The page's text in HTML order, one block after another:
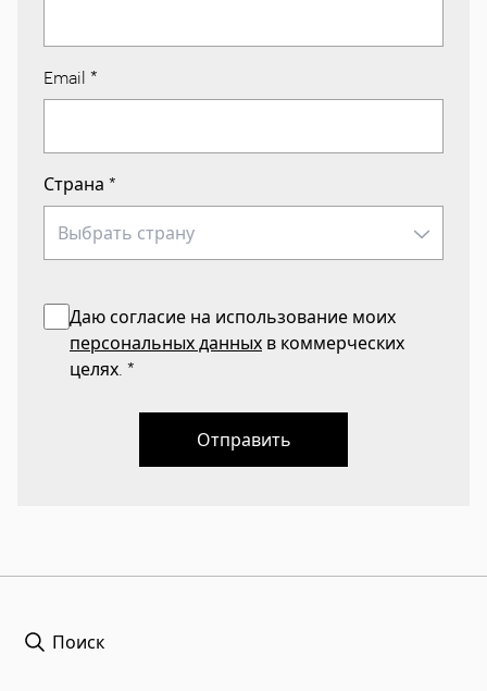
Email *
Страна *
Даю согласие на использование моих
персональных данных в коммерческих
целях. *
Отправить
Поиск